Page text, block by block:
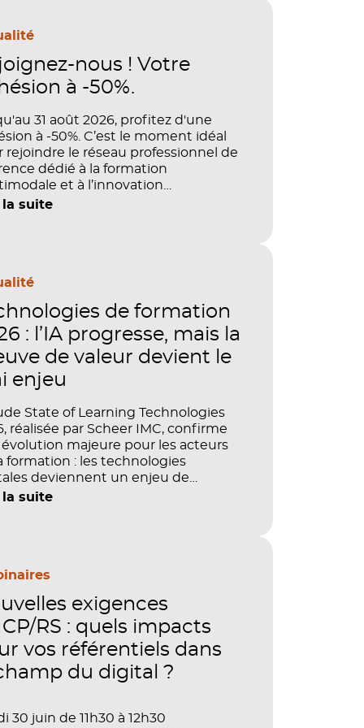
nous ! Votre
à -50%.
31 août 2026, profitez d'une
à -50%. C’est le moment idéal
rejoindre le réseau professionnel de
dédié à la formation
et à l’innovation
la suite
de formation
: l’IA progresse, mais la
de valeur devient le
enjeu
State of Learning Technologies
réalisée par Scheer IMC, confirme
majeure pour les acteurs
formation : les technologies
deviennent un enjeu de
de performance et de preuve
démontrer concrètement
la productivité et la
des organisations ?
la suite
exigences
RS : quels impacts
vos référentiels dans
du digital ?
30 juin de 11h30 à 12h30